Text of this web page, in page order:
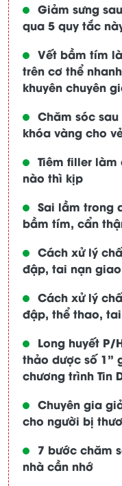
Giảm sưng
qua 5 quy tắc
Vết bầm tím
trên cơ thể
khuyên chuyên
Chăm sóc
khóa vàng cho
Tiêm filler
nào thì kịp
Sai lầm trong
bầm tím, cẩn
Cách xử lý
đập, tai nạn
Cách xử lý
đập, thể thao,
Long huyết P/
thảo dược số 1”
chương trình Tin
Chuyên gia
cho người bị
7 bước chăm
nhà cần nhớ